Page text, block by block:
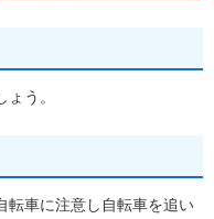
う。
転車に注意し自転車を追い